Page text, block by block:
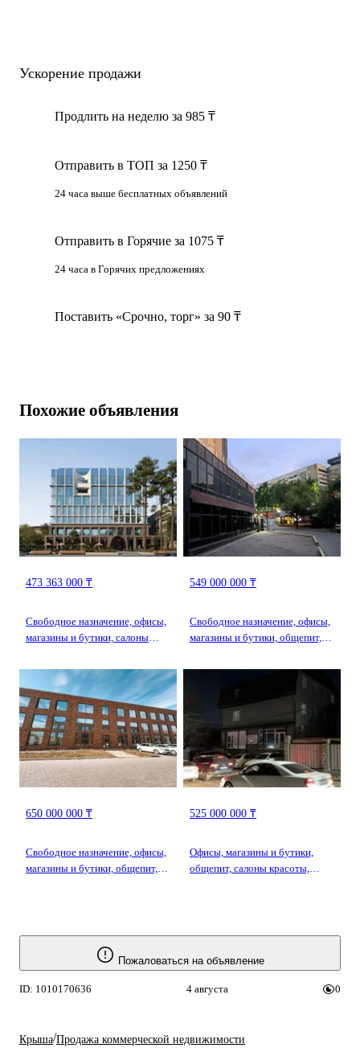
Ускорение продажи
Продлить на неделю за 985 ₸
Отправить в ТОП за 1250 ₸
24 часа выше бесплатных объявлений
Отправить в Горячие за 1075 ₸
24 часа в Горячих предложениях
Поставить «Срочно, торг» за 90 ₸
Похожие объявления
473 363 000 ₸
Свободное назначение, офисы,
магазины и бутики, салоны
зоны отдыха, медцентры и
аптеки · 205.81 м² · Толе би 42
— Кунаева
549 000 000 ₸
Свободное назначение, офисы,
магазины и бутики, общепит,
гостиницы и зоны отдыха,
образование, развлечения · 650
м² · Достык 132 — Достык
Жолдасбекова
650 000 000 ₸
Свободное назначение, офисы,
магазины и бутики, общепит,
525 000 000 ₸
Офисы, магазины и бутики,
общепит, салоны красоты,
Пожаловаться на объявление
ID: 1010170636 4 августа 0
Крыша/Продажа коммерческой недвижимости